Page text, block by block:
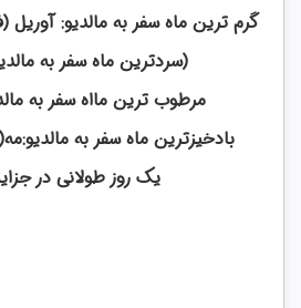
گرم ترین ماه سفر به مالدیو:
(سردترین ماه سفر به
مرطوب ترین مااه سفر به
بادخیزترین ماه سفر به
یک روز طولانی در